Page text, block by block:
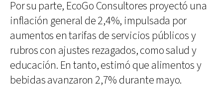
Por su parte, EcoGo Consultores proyectó una
inflación general de 2,4%, impulsada por
aumentos en tarifas de servicios públicos y
rubros con ajustes rezagados, como salud y
educación. En tanto, estimó que alimentos y
bebidas avanzaron 2,7% durante mayo.